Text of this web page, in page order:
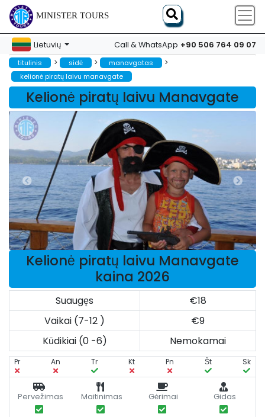
MINISTER TOURS
Lietuvių Call & WhatsApp +90 506 764 09 07
titulinis > sidė > manavgatas >
kelionė piratų laivu manavgate
Kelionė piratų laivu Manavgate
Kelionė piratų laivu Manavgate
kaina 2026
Suaugęs
€18
Vaikai (7-12 )
€9
Kūdikiai (0 -6)
Nemokamai
Pr An Tr Kt Pn Št Sk
Pervežimas Maitinimas Gėrimai Gidas